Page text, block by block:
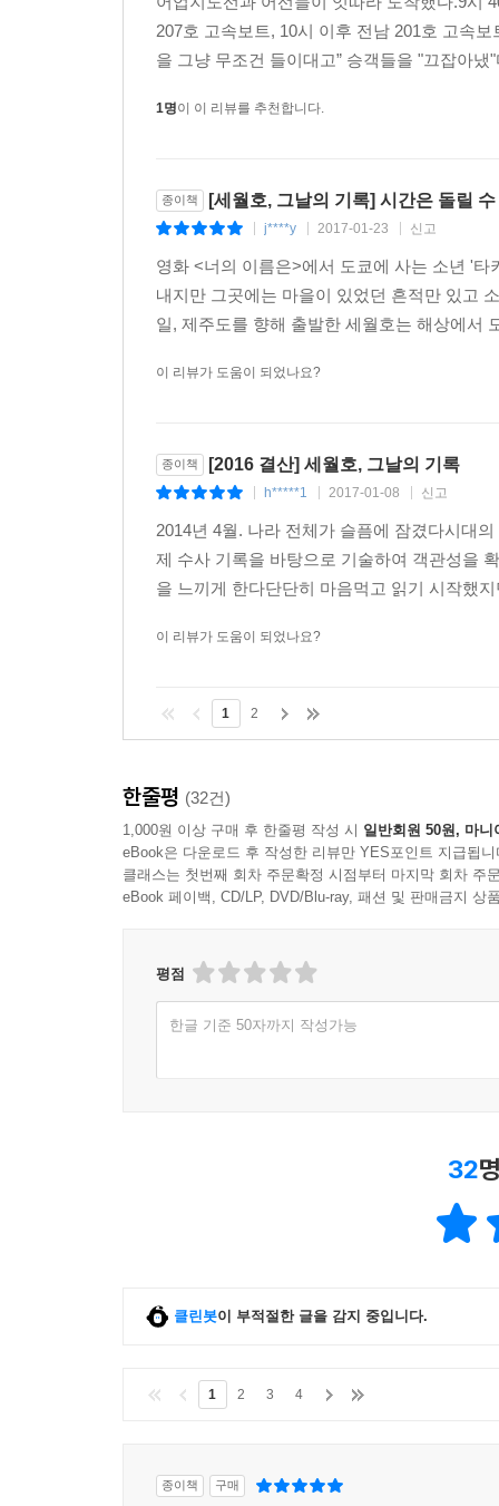
교신은 검찰과 법원, 국회, 감사원에서도 공개되지
마지막 교신을 통해 세월호 선원들이 조타실에
탈출 순서는 뒤로 밀릴 수밖에 없었다. 그러나 대
*해경이 제출한 5개의 TRS 녹취록을 분석하고, 누
녹취록을 비교·대조하며 삭제하거나 의도적으
선원인 줄 몰랐다’, ‘승객이 450명 이상인 줄 몰
서로 다른 TRS 녹취록을 만들었고, 이 녹취록을
정장 김경일 보고의 실제 시간은 9시 37분으로,
교신 기록 가운데 표준 시간에 맞는 정확한 기록
검찰도, 법원도, 감사원도, 국회도 시간 오차를
실제 상황과 대조해 시간 오차를 밝혀냈다. 짧게
승객이 촬영한 동영상과 선원들의 진술을 토대
드러나지 않았다. “더 이상 밖으로 나가지 마시
누가 봐도 탈출하지 않으면 안 되는 급박한 상황
참사 1년 후, 한 아버지와의 만남이 낳은 결실
[세월호, 그날의 기록]은 2015년 봄, 한 아버지와
세월호의 마지막 순간을 휴대전화 동영상에 담
숙제로 생각했다. 아버지는 세월호에 대한 기록
조작되었다가 재심 재판을 통해 무죄를 밝혀내
참사가 발생한 날부터 지금까지 사건을 취재
[세월호, 그날의 기록]은 평범한 시민의 눈을
기록하고 증언한 세월호 희생자, 생존자들 덕분
유족들은 희생자들이 세상을 향해 남겨놓은 마지
4월 16일 오전 8시 49분 급격히 우회전해 왼쪽
207호 고속보트, 10시 이후 전남 201호 고속
을 그냥 무조건 들이대고” 승객들을 "끄잡아
1명이 이 리뷰를 추천합니다.
종이책 [세월호, 그날의 기록] 시간은 돌릴
j****y 2017-01-23 신고
영화 <너의 이름은>에서 도쿄에 사는 소년 '
내지만 그곳에는 마을이 있었던 흔적만 있고
일, 제주도를 향해 출발한 세월호는 해상에서
이 리뷰가 도움이 되었나요?
종이책 [2016 결산] 세월호, 그날의 기록
h*****1 2017-01-08 신고
2014년 4월. 나라 전체가 슬픔에 잠겼다시대
제 수사 기록을 바탕으로 기술하여 객관성을
을 느끼게 한다단단히 마음먹고 읽기 시작했
이 리뷰가 도움이 되었나요?
1 2
한줄평 (32건)
1,000원 이상 구매 후 한줄평 작성 시 일반회원 50원, 마니
eBook은 다운로드 후 작성한 리뷰만 YES포인트 지급됩니
클래스는 첫번째 회차 주문확정 시점부터 마지막 회차 주
eBook 페이백, CD/LP, DVD/Blu-ray, 패션 및 판매금지 상
평점
한글 기준 50자까지 작성가능
32
클린봇이 부적절한 글을 감지 중입니다.
1 2 3 4
종이책 구매